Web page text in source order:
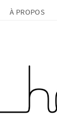
À PROPOS